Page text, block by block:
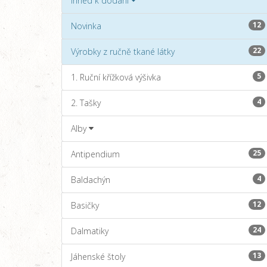
Novinka 12
Výrobky z ručně tkané látky 22
1. Ruční křížková výšivka 5
2. Tašky 4
Alby
Antipendium 25
Baldachýn 4
Basičky 12
Dalmatiky 24
Jáhenské štoly 13